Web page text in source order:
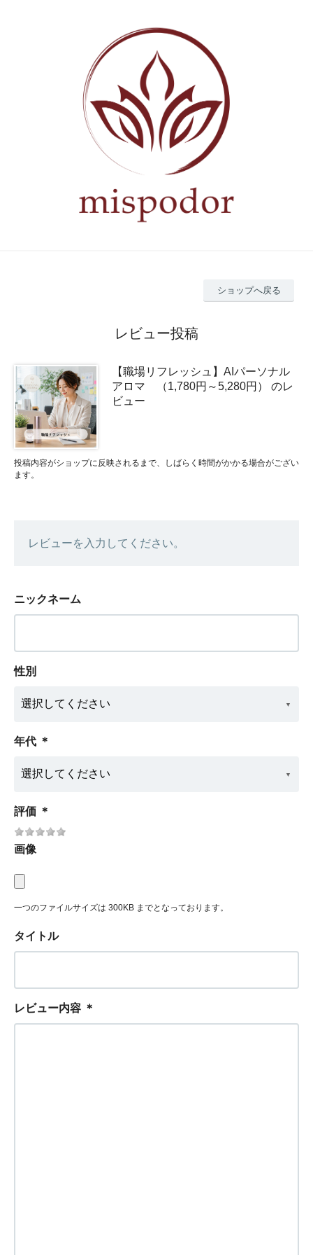
ショップへ戻る
レビュー投稿
【職場リフレッシュ】AIパーソナル
アロマ （1,780円～5,280円） のレ
ビュー
投稿内容がショップに反映されるまで、しばらく時間がかかる場合がござい
ます。
レビューを入力してください。
ニックネーム
性別
年代 ＊
評価 ＊
画像
一つのファイルサイズは 300KB までとなっております。
タイトル
レビュー内容 ＊